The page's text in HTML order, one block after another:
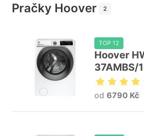
Pračky Hoover 2
TOP 12
Hoover
37AMBS/
od 6790 Kč